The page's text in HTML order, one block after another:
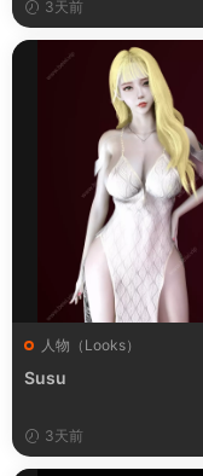
3天前
人物（Looks）
Susu
3天前